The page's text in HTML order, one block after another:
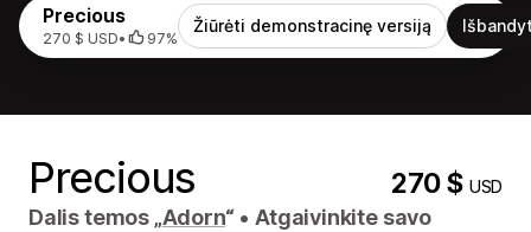
Precious
270 $ USD• 97%
Žiūrėti demonstracinę versiją
Precious 270 $USD
Dalis temos „Adorn“ • Atgaivinkite savo